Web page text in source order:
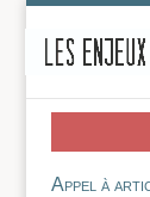
Appel à